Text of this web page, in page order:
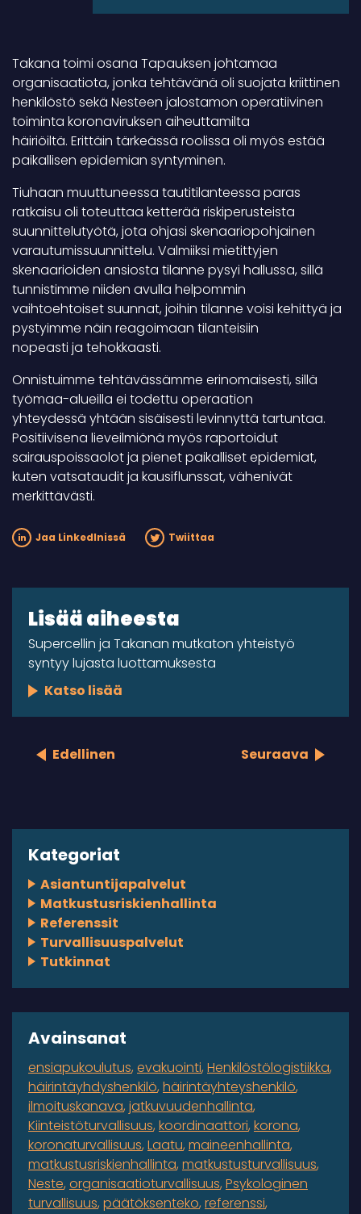
Takana toimi osana Tapauksen johtamaa
organisaatiota, jonka tehtävänä oli suojata kriittinen
henkilöstö sekä Nesteen jalostamon operatiivinen
toiminta koronaviruksen aiheuttamilta
häiriöiltä. Erittäin tärkeässä roolissa oli myös estää
paikallisen epidemian syntyminen.
Tiuhaan muuttuneessa tautitilanteessa paras
ratkaisu oli toteuttaa ketterää riskiperusteista
suunnittelutyötä, jota ohjasi skenaariopohjainen
varautumissuunnittelu. Valmiiksi mietittyjen
skenaarioiden ansiosta tilanne pysyi hallussa, sillä
tunnistimme niiden avulla helpommin
vaihtoehtoiset suunnat, joihin tilanne voisi kehittyä ja
pystyimme näin reagoimaan tilanteisiin
nopeasti ja tehokkaasti.
Onnistuimme tehtävässämme erinomaisesti, sillä
työmaa-alueilla ei todettu operaation
yhteydessä yhtään sisäisesti levinnyttä tartuntaa.
Positiivisena lieveilmiönä myös raportoidut
sairauspoissaolot ja pienet paikalliset epidemiat,
kuten vatsataudit ja kausiflunssat, vähenivät
merkittävästi.
Jaa LinkedInissä Twiittaa
Lisää aiheesta
Supercellin ja Takanan mutkaton yhteistyö
syntyy lujasta luottamuksesta
Katso lisää
Edellinen Seuraava
Kategoriat
Asiantuntijapalvelut
Matkustusriskienhallinta
Referenssit
Turvallisuuspalvelut
Tutkinnat
Avainsanat
ensiapukoulutus evakuointi Henkilöstölogistiikka
häirintäyhdyshenkilö häirintäyhteyshenkilö
ilmoituskanava jatkuvuudenhallinta
Kiinteistöturvallisuus koordinaattori korona
koronaturvallisuus Laatu maineenhallinta
matkustusriskienhallinta matkustusturvallisuus
Neste organisaatioturvallisuus Psykologinen
turvallisuus päätöksenteko referenssi